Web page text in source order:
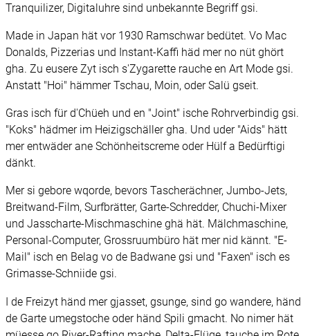
Tranquilizer, Digitaluhre sind unbekannte Begriff gsi.
Made in Japan hät vor 1930 Ramschwar bedütet. Vo Mac
Donalds, Pizzerias und Instant-Kaffi häd mer no nüt ghört
gha. Zu eusere Zyt isch s'Zygarette rauche en Art Mode gsi.
Anstatt "Hoi" hämmer Tschau, Moin, oder Salü gseit.
Gras isch für d'Chüeh und en "Joint" ische Rohrverbindig gsi.
"Koks" hädmer im Heizigschäller gha. Und uder "Aids" hätt
mer entwäder ane Schönheitscreme oder Hülf a Bedürftigi
dänkt.
Mer si gebore wqorde, bevors Tascherächner, Jumbo-Jets,
Breitwand-Film, Surfbrätter, Garte-Schredder, Chuchi-Mixer
und Jasscharte-Mischmaschine ghä hät. Mälchmaschine,
Personal-Computer, Grossruumbüro hät mer nid kännt. "E-
Mail" isch en Belag vo de Badwane gsi und "Faxen" isch es
Grimasse-Schniide gsi.
I de Freizyt händ mer gjasset, gsunge, sind go wandere, händ
de Garte umegstoche oder händ Spili gmacht. No nimer hät